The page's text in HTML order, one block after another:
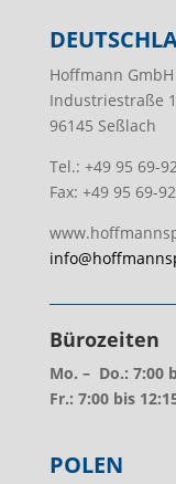
Hoffmann GmbH
Industriestraße
96145 Seßlach
Tel.: +49 95 69-
Fax: +49 95 69-
Bürozeiten
Mo. – Do.: 7:00
Fr.: 7:00 bis
POLEN